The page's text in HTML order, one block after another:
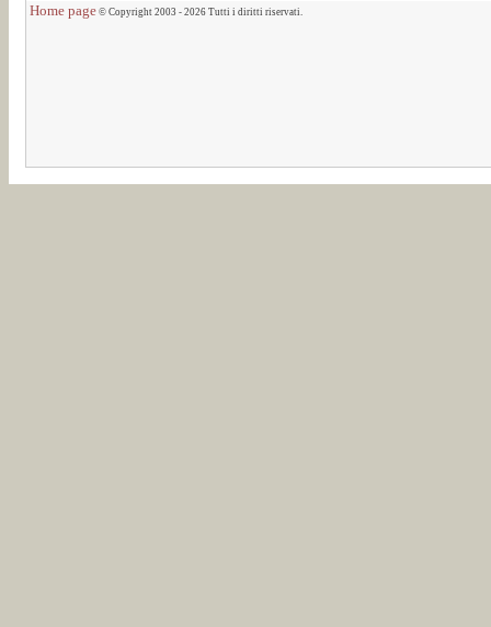
Home page © Copyright 2003 - 2026 Tutti i diritti riservati.